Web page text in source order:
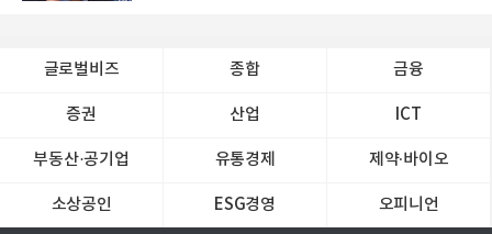
글로벌비즈 종합 금융
증권 산업 ICT
부동산·공기업 유통경제 제약∙바이오
소상공인 ESG경영 오피니언